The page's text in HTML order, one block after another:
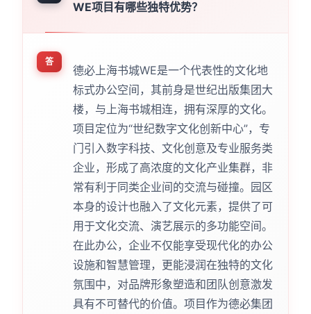
WE项目有哪些独特优势？
答
德必上海书城WE是一个代表性的文化地
标式办公空间，其前身是世纪出版集团大
楼，与上海书城相连，拥有深厚的文化。
项目定位为“世纪数字文化创新中心”，专
门引入数字科技、文化创意及专业服务类
企业，形成了高浓度的文化产业集群，非
常有利于同类企业间的交流与碰撞。园区
本身的设计也融入了文化元素，提供了可
用于文化交流、演艺展示的多功能空间。
在此办公，企业不仅能享受现代化的办公
设施和智慧管理，更能浸润在独特的文化
氛围中，对品牌形象塑造和团队创意激发
具有不可替代的价值。项目作为德必集团